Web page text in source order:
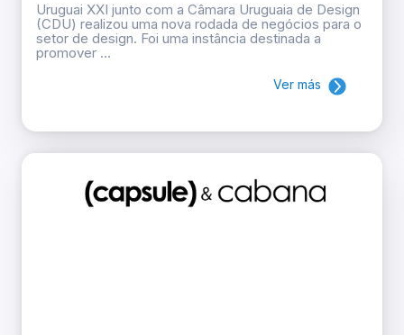
Uruguai XXI junto com a Câmara Uruguaia de Design
(CDU) realizou uma nova rodada de negócios para o
setor de design. Foi uma instância destinada a
promover ...
Ver más